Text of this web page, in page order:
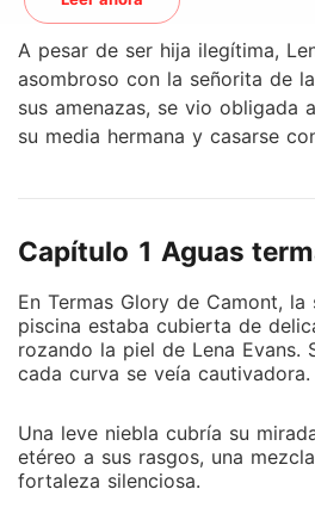
A pesar de ser hija ilegítima,
asombroso con la señorita de
sus amenazas, se vio obligada
su media hermana y casarse con Dylan.
familia Evans. Con el tiempo, Dylan empezó a notar
Capítulo 1 Aguas
En Termas Glory de Camont,
piscina estaba cubierta de
rozando la piel de Lena Evans.
cada curva se veía cautivadora.
Una leve niebla cubría su
etéreo a sus rasgos, una
fortaleza silenciosa.